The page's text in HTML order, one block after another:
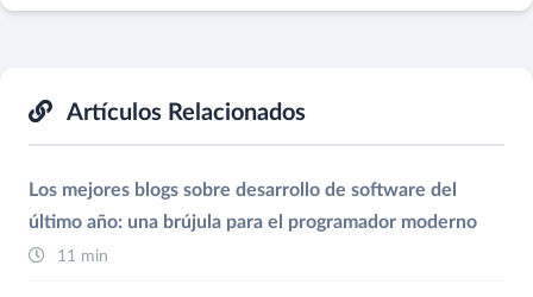
Artículos Relacionados
Los mejores blogs sobre desarrollo de software del
último año: una brújula para el programador moderno
11 min